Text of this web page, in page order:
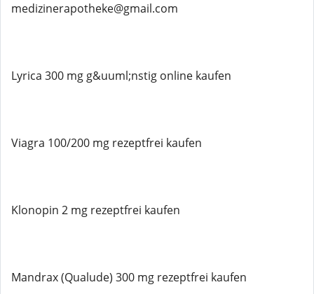
medizinerapotheke@gmail.com
Lyrica 300 mg g&uuml;nstig online kaufen
Viagra 100/200 mg rezeptfrei kaufen
Klonopin 2 mg rezeptfrei kaufen
Mandrax (Qualude) 300 mg rezeptfrei kaufen